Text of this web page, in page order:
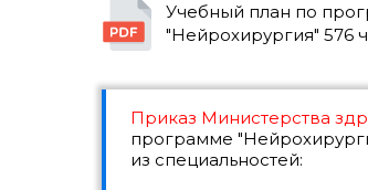
Приказ Министерства
программе
из специальностей:
Учебный план по
"Нейрохирургия" 576